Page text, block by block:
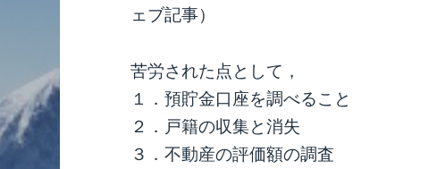
ェブ記事）
苦労された点として，
１．預貯金口座を調べること
２．戸籍の収集と消失
３．不動産の評価額の調査